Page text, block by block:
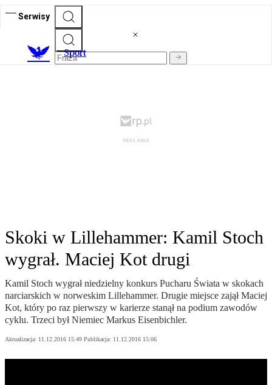
Serwisy
Sport
Skoki w Lillehammer: Kamil Stoch
wygrał. Maciej Kot drugi
Kamil Stoch wygrał niedzielny konkurs Pucharu Świata w skokach
narciarskich w norweskim Lillehammer. Drugie miejsce zajął Maciej
Kot, który po raz pierwszy w karierze stanął na podium zawodów
cyklu. Trzeci był Niemiec Markus Eisenbichler.
Aktualizacja: 11.12.2016 15:49 Publikacja: 11.12.2016 15:06